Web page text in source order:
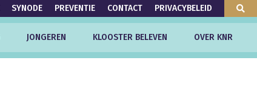
SYNODE PREVENTIE CONTACT PRIVACYBELEID
JONGEREN KLOOSTER BELEVEN OVER KNR